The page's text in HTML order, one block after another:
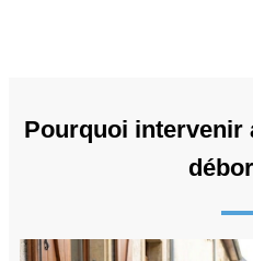
Pourquoi intervenir